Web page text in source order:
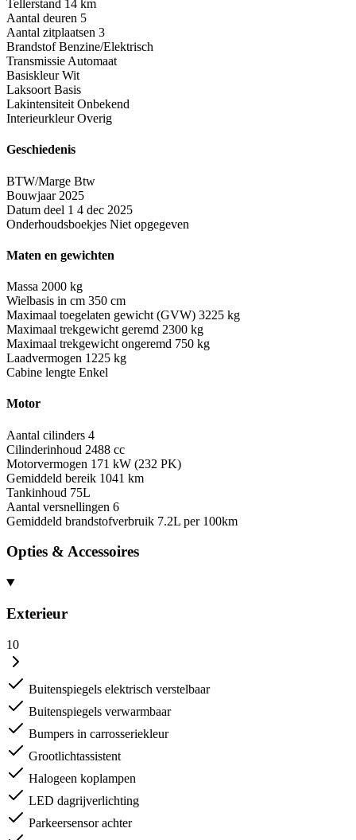
Tellerstand 14 km
Aantal deuren 5
Aantal zitplaatsen 3
Brandstof Benzine/Elektrisch
Transmissie Automaat
Basiskleur Wit
Laksoort Basis
Lakintensiteit Onbekend
Interieurkleur Overig
Geschiedenis
BTW/Marge Btw
Bouwjaar 2025
Datum deel 1 4 dec 2025
Onderhoudsboekjes Niet opgegeven
Maten en gewichten
Massa 2000 kg
Wielbasis in cm 350 cm
Maximaal toegelaten gewicht (GVW) 3225 kg
Maximaal trekgewicht geremd 2300 kg
Maximaal trekgewicht ongeremd 750 kg
Laadvermogen 1225 kg
Cabine lengte Enkel
Motor
Aantal cilinders 4
Cilinderinhoud 2488 cc
Motorvermogen 171 kW (232 PK)
Gemiddeld bereik 1041 km
Tankinhoud 75L
Aantal versnellingen 6
Gemiddeld brandstofverbruik 7.2L per 100km
Opties & Accessoires
Exterieur
10
Buitenspiegels elektrisch verstelbaar
Buitenspiegels verwarmbaar
Bumpers in carrosseriekleur
Grootlichtassistent
Halogeen koplampen
LED dagrijverlichting
Parkeersensor achter